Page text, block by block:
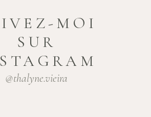
MOI
SUR
@thalyne.vieira